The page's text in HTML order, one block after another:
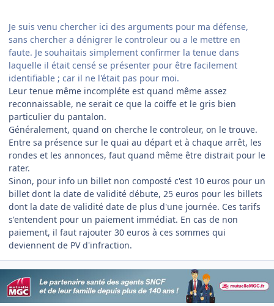
Je suis venu chercher ici des arguments pour ma défense,
sans chercher a dénigrer le controleur ou a le mettre en
faute. Je souhaitais simplement confirmer la tenue dans
laquelle il était censé se présenter pour être facilement
identifiable ; car il ne l'était pas pour moi.
Leur tenue même incompléte est quand même assez
reconnaissable, ne serait ce que la coiffe et le gris bien
particulier du pantalon.
Généralement, quand on cherche le controleur, on le trouve.
Entre sa présence sur le quai au départ et à chaque arrêt, les
rondes et les annonces, faut quand même être distrait pour le
rater.
Sinon, pour info un billet non composté c'est 10 euros pour un
billet dont la date de validité débute, 25 euros pour les billets
dont la date de validité date de plus d'une journée. Ces tarifs
s'entendent pour un paiement immédiat. En cas de non
paiement, il faut rajouter 30 euros à ces sommes qui
deviennent de PV d'infraction.